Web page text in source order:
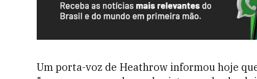
Um porta-voz de Heathrow informou hoje